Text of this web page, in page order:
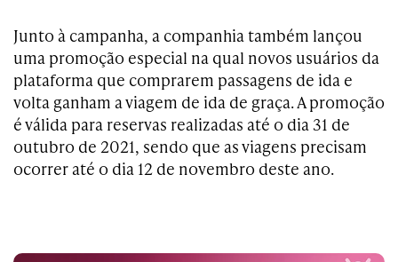
Junto à campanha, a companhia também lançou
uma promoção especial na qual novos usuários da
plataforma que comprarem passagens de ida e
volta ganham a viagem de ida de graça. A promoção
é válida para reservas realizadas até o dia 31 de
outubro de 2021, sendo que as viagens precisam
ocorrer até o dia 12 de novembro deste ano.